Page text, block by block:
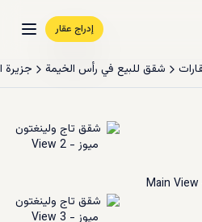
إدراج عقار
شقق للبيع في رأس الخيمة جزيرة